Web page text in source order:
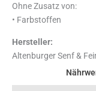
Ohne Zusatz von:
• Farbstoffen
Hersteller:
Altenburger Senf &